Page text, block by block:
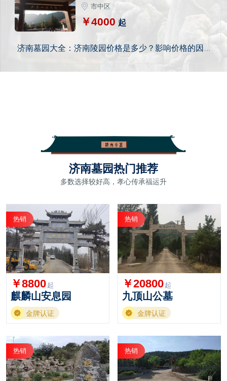
市中区
￥4000 起
济南墓园大全：济南陵园价格是多少？影响价格的因素
济南墓园热门推荐
多数选择较好高，孝心传承福运升
热销
￥8800 起
麒麟山安息园
金牌认证
热销
￥20800 起
九顶山公墓
金牌认证
热销 热销